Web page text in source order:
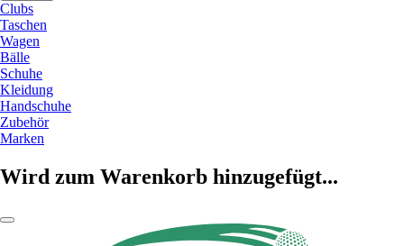
Clubs
Taschen
Wagen
Bälle
Schuhe
Kleidung
Handschuhe
Zubehör
Marken
Wird zum Warenkorb hinzugefügt...